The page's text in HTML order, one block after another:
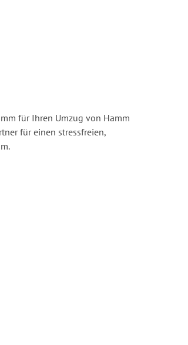
für Ihren Umzug von Hamm
für einen stressfreien,